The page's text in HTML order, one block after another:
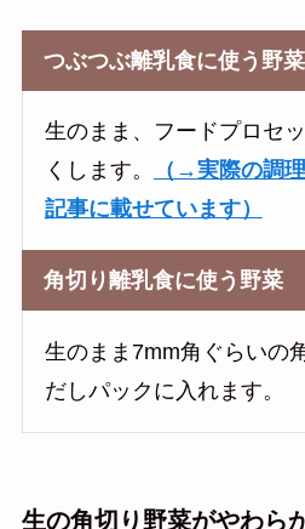
つぶつぶ離乳食に使う野菜
生のまま、フードプロセ
くします。
（→実際の調
記事に載せています）
角切り離乳食に使う野菜
生のまま7mm角ぐらいの
だしパックに入れます。
生の角切り野菜がやわら